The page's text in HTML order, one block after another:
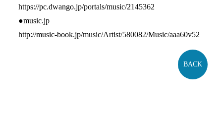
https://pc.dwango.jp/portals/music/2145362
●music.jp
http://music-book.jp/music/Artist/580082/Music/aaa60v52
BACK